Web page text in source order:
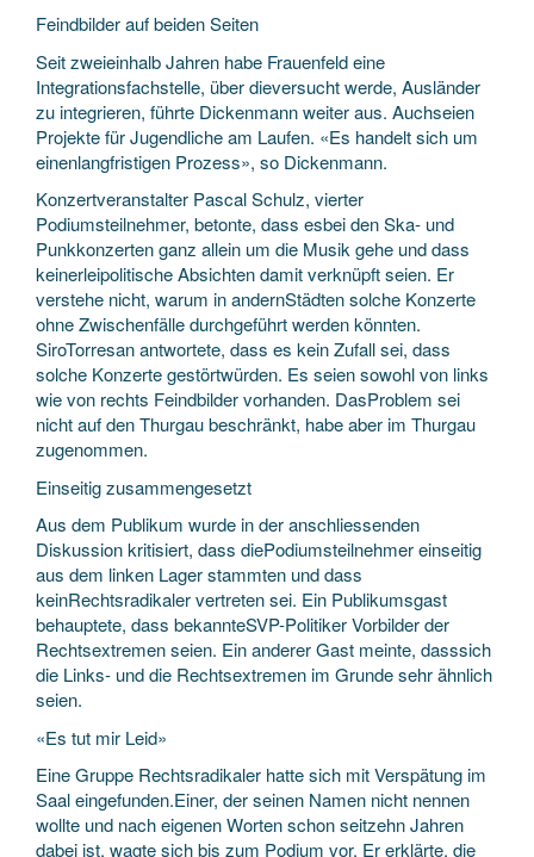
Feindbilder auf beiden Seiten
Seit zweieinhalb Jahren habe Frauenfeld eine
Integrationsfachstelle, über dieversucht werde, Ausländer
zu integrieren, führte Dickenmann weiter aus. Auchseien
Projekte für Jugendliche am Laufen. «Es handelt sich um
einenlangfristigen Prozess», so Dickenmann.
Konzertveranstalter Pascal Schulz, vierter
Podiumsteilnehmer, betonte, dass esbei den Ska- und
Punkkonzerten ganz allein um die Musik gehe und dass
keinerleipolitische Absichten damit verknüpft seien. Er
verstehe nicht, warum in andernStädten solche Konzerte
ohne Zwischenfälle durchgeführt werden könnten.
SiroTorresan antwortete, dass es kein Zufall sei, dass
solche Konzerte gestörtwürden. Es seien sowohl von links
wie von rechts Feindbilder vorhanden. DasProblem sei
nicht auf den Thurgau beschränkt, habe aber im Thurgau
zugenommen.
Einseitig zusammengesetzt
Aus dem Publikum wurde in der anschliessenden
Diskussion kritisiert, dass diePodiumsteilnehmer einseitig
aus dem linken Lager stammten und dass
keinRechtsradikaler vertreten sei. Ein Publikumsgast
behauptete, dass bekannteSVP-Politiker Vorbilder der
Rechtsextremen seien. Ein anderer Gast meinte, dasssich
die Links- und die Rechtsextremen im Grunde sehr ähnlich
seien.
«Es tut mir Leid»
Eine Gruppe Rechtsradikaler hatte sich mit Verspätung im
Saal eingefunden.Einer, der seinen Namen nicht nennen
wollte und nach eigenen Worten schon seitzehn Jahren
dabei ist, wagte sich bis zum Podium vor. Er erklärte, die